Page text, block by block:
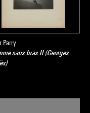
Parry
sans bras II (Georges